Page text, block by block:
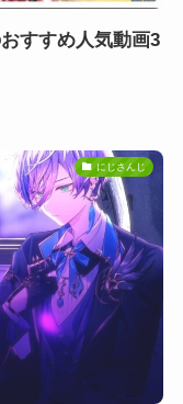
すすめ人気動画3
にじさんじ